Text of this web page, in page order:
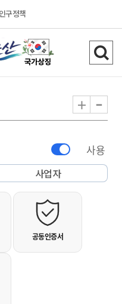
인구정책
주권도시 군검
+ -
사용
사업자
공동인증서